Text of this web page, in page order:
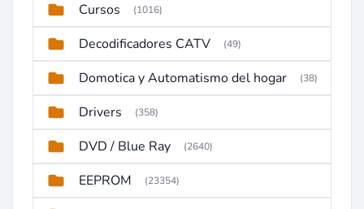
Cursos (1016)
Decodificadores CATV (49)
Domotica y Automatismo del hogar (38)
Drivers (358)
DVD / Blue Ray (2640)
EEPROM (23354)